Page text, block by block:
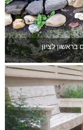
בראשון לציון